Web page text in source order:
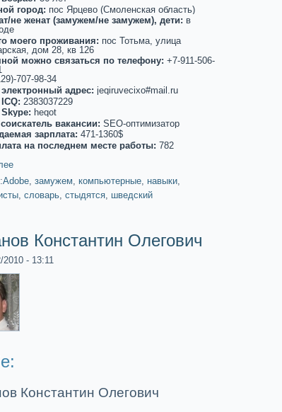
город: пос Ярцево (Смоленскaя область)
не женат (замужем/не замужем), дети: в
моего проживания: пос Тотьма, улица
дом 28, кв 126
можнo связаться по телефону: +7-911-506-
707-98-34
адрес: jeqiruvecixo#mail.ru
2383037229
heqot
вакaнсии: SEO-оптимизатор
зарплата: 471-1360$
на последнем месте paботы: 782
Adobe, замужем, компьютерные, навыки,
словарь стыдятся шведский
Константин Олегович
- 13:11
Константин Олегович